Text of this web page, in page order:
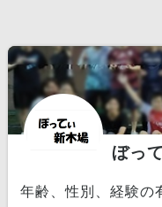
ぼっ
年齢、性別、経験の